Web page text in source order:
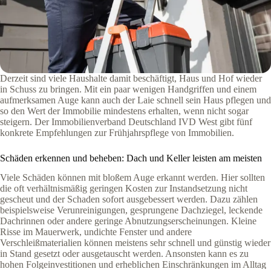
Derzeit sind viele Haushalte damit beschäftigt, Haus und Hof wieder
in Schuss zu bringen. Mit ein paar wenigen Handgriffen und einem
aufmerksamen Auge kann auch der Laie schnell sein Haus pflegen und
so den Wert der Immobilie mindestens erhalten, wenn nicht sogar
steigern. Der Immobilienverband Deutschland IVD West gibt fünf
konkrete Empfehlungen zur Frühjahrspflege von Immobilien.
Schäden erkennen und beheben: Dach und Keller leisten am meisten
Viele Schäden können mit bloßem Auge erkannt werden. Hier sollten
die oft verhältnismäßig geringen Kosten zur Instandsetzung nicht
gescheut und der Schaden sofort ausgebessert werden. Dazu zählen
beispielsweise Verunreinigungen, gesprungene Dachziegel, leckende
Dachrinnen oder andere geringe Abnutzungserscheinungen. Kleine
Risse im Mauerwerk, undichte Fenster und andere
Verschleißmaterialien können meistens sehr schnell und günstig wieder
in Stand gesetzt oder ausgetauscht werden. Ansonsten kann es zu
hohen Folgeinvestitionen und erheblichen Einschränkungen im Alltag